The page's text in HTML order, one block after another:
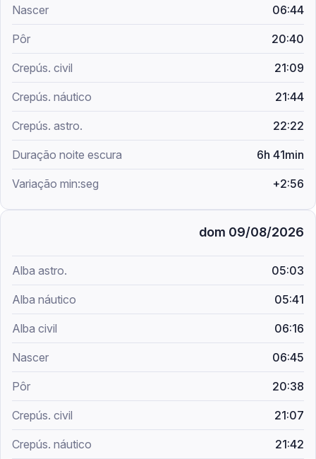
06:44
20:40
21:09
21:44
22:22
6h 41min
+2:56
dom 09/08/2026
05:03
05:41
06:16
06:45
20:38
21:07
21:42